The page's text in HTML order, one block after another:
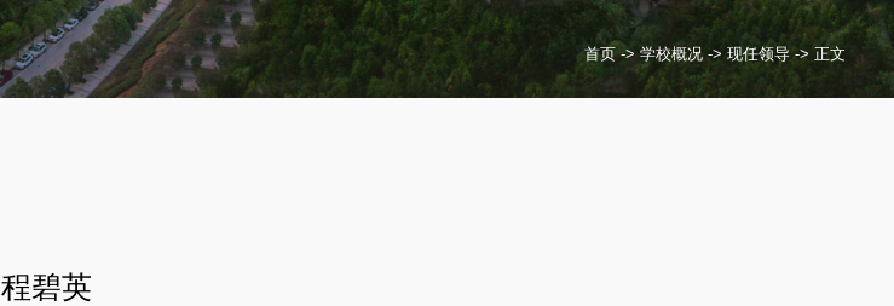
首页-> 学校概况-> 现任领导-> 正文
程碧英